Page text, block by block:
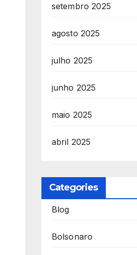
setembro 2025
agosto 2025
julho 2025
junho 2025
maio 2025
abril 2025
Categories
Blog
Bolsonaro